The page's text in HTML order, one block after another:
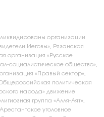
организации
Иеговы», Рязанская
организация «Русское
социалистическое общество»,
«Правый сектор»,
политическая
народа» движение
группа «Алля-Аят»,
уголовное